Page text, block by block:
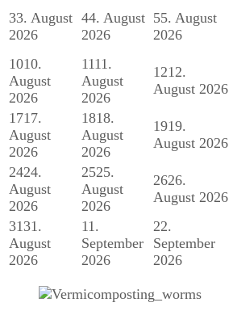
33. August
2026
44. August
2026
55. August
2026
1010.
August
2026
1111.
August
2026
1212.
August 2026
1717.
August
2026
1818.
August
2026
1919.
August 2026
2424.
August
2026
2525.
August
2026
2626.
August 2026
31 31.
August
2026
11.
September
2026
22.
September
2026